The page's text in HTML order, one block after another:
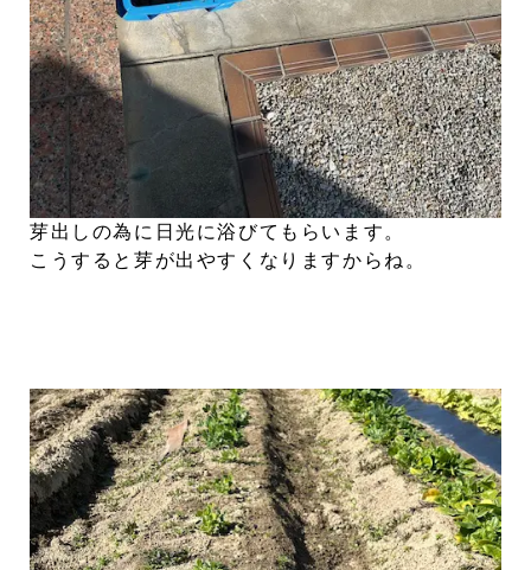
芽出しの為に日光に浴びてもらいます。
こうすると芽が出やすくなりますからね。